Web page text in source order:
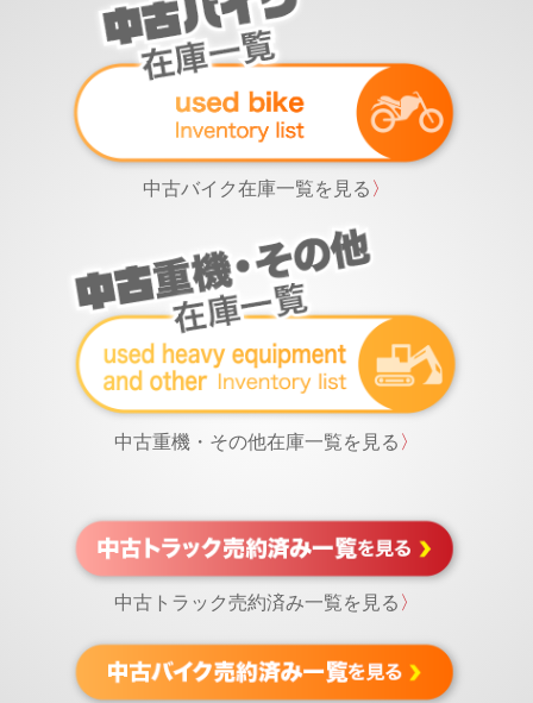
中古バイク在庫一覧を見る 〉
中古重機・その他在庫一覧を見る 〉
中古トラック売約済み一覧を見る 〉